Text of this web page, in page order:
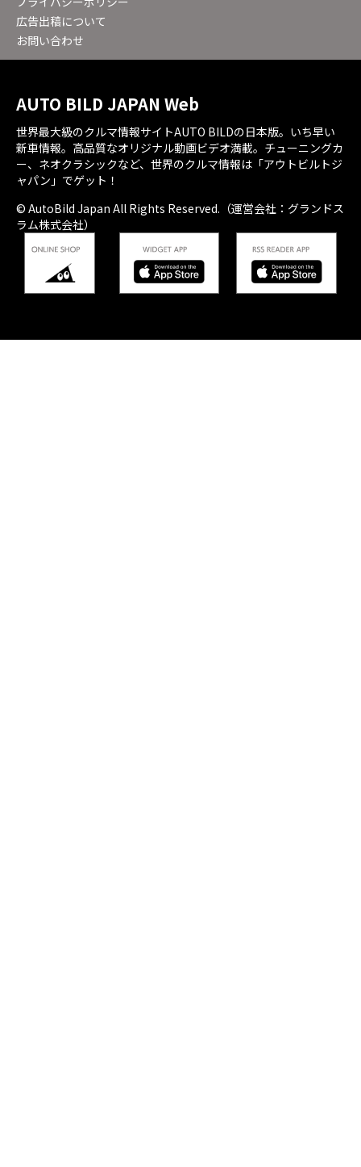
広告出稿について
お問い合わせ
AUTO BILD JAPAN Web
世界最大級のクルマ情報サイトAUTO BILDの日本版。いち早い
新車情報。高品質なオリジナル動画ビデオ満載。チューニングカ
ー、ネオクラシックなど、世界のクルマ情報は「アウトビルトジ
ャパン」でゲット！
© AutoBild Japan All Rights Reserved.（運営会社：グランドス
ラム株式会社）